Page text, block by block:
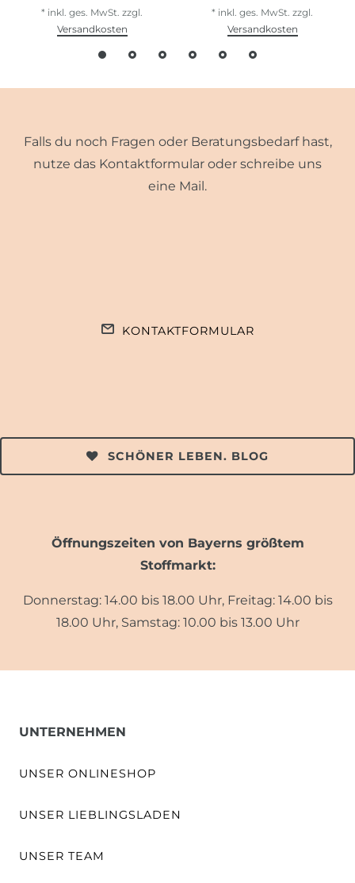
* inkl. ges. MwSt. zzgl.
Versandkosten
* inkl. ges. MwSt. zzgl.
Versandkosten
Falls du noch Fragen oder Beratungsbedarf hast,
nutze das Kontaktformular oder schreibe uns
eine Mail.
KONTAKTFORMULAR
SCHÖNER LEBEN. BLOG
Öffnungszeiten von Bayerns größtem
Stoffmarkt:
Donnerstag: 14.00 bis 18.00 Uhr, Freitag: 14.00 bis
18.00 Uhr, Samstag: 10.00 bis 13.00 Uhr
UNTERNEHMEN
UNSER ONLINESHOP
UNSER LIEBLINGSLADEN
UNSER TEAM